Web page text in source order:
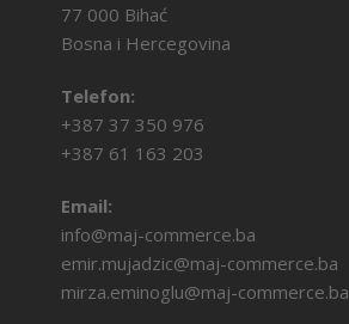
77 000 Bihać
Bosna i Hercegovina
Telefon:
+387 37 350 976
+387 61 163 203
Email:
info@maj-commerce.ba
emir.mujadzic@maj-commerce.ba
mirza.eminoglu@maj-commerce.ba